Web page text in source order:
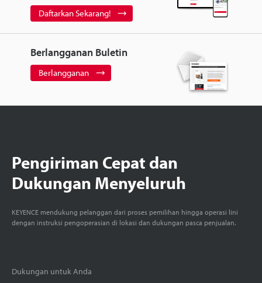
Daftarkan Sekarang!
Berlangganan Buletin
Berlangganan
Pengiriman Cepat dan
Dukungan Menyeluruh
KEYENCE mendukung pelanggan dari proses pemilihan hingga operasi lini
dengan instruksi pengoperasian di lokasi dan dukungan pasca penjualan.
Dukungan untuk Anda